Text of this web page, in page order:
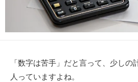
「数字は苦手」だと言って、少しの
人っていますよね。